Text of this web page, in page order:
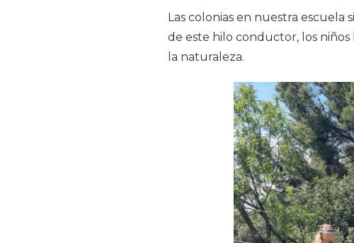
Las colonias en nuestra escuela
de este hilo conductor, los
la naturaleza.